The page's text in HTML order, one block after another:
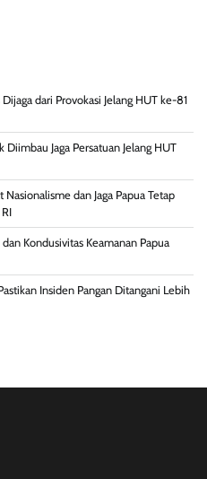
dari Provokasi Jelang HUT ke-81
Jaga Persatuan Jelang HUT
Nasionalisme dan Jaga Papua Tetap
Kondusivitas Keamanan Papua
Insiden Pangan Ditangani Lebih